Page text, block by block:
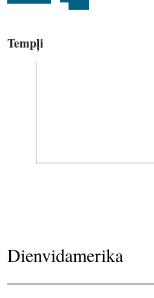
Tempļi
Dienvidamerika